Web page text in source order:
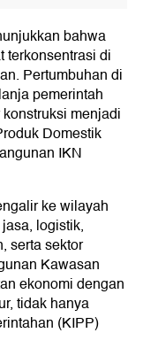
bahwa
terkonsentrasi di
Pertumbuhan di
pemerintah
menjadi
Domestik
IKN
ke wilayah
logistik,
serta sektor
Kawasan
ekonomi dengan
tidak hanya
(KIPP)